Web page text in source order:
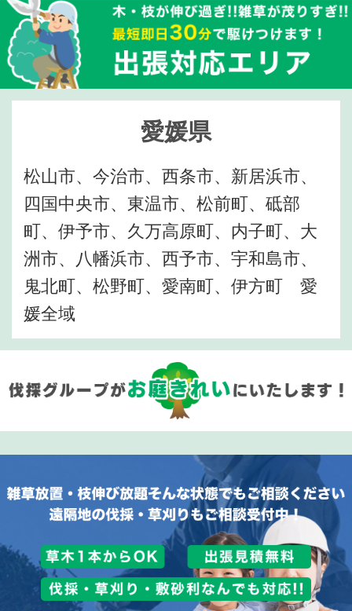
愛媛県
松山市、今治市、西条市、新居浜市、
四国中央市、東温市、松前町、砥部
町、伊予市、久万高原町、内子町、大
洲市、八幡浜市、西予市、宇和島市、
鬼北町、松野町、愛南町、伊方町 愛
媛全域